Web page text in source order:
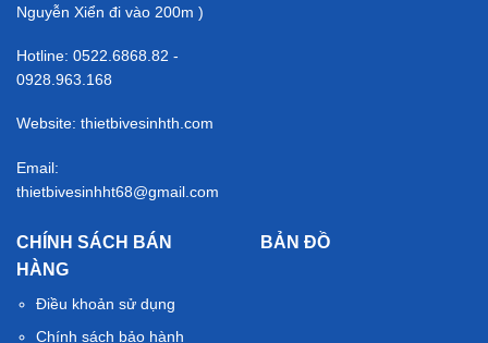
Nguyễn Xiển đi vào 200m )
Hotline: 0522.6868.82 -
0928.963.168
Website: thietbivesinhth.com
Email:
thietbivesinhht68@gmail.com
CHÍNH SÁCH BÁN
HÀNG
Điều khoản sử dụng
Chính sách bảo hành
BẢN ĐỒ